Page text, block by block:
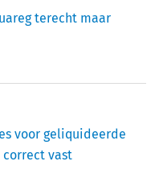
terecht maar
voor geliquideerde
vast